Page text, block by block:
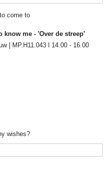
come to
know me - 'Over de streep'
| MP.H11.043 l 14.00 - 16.00
wishes?